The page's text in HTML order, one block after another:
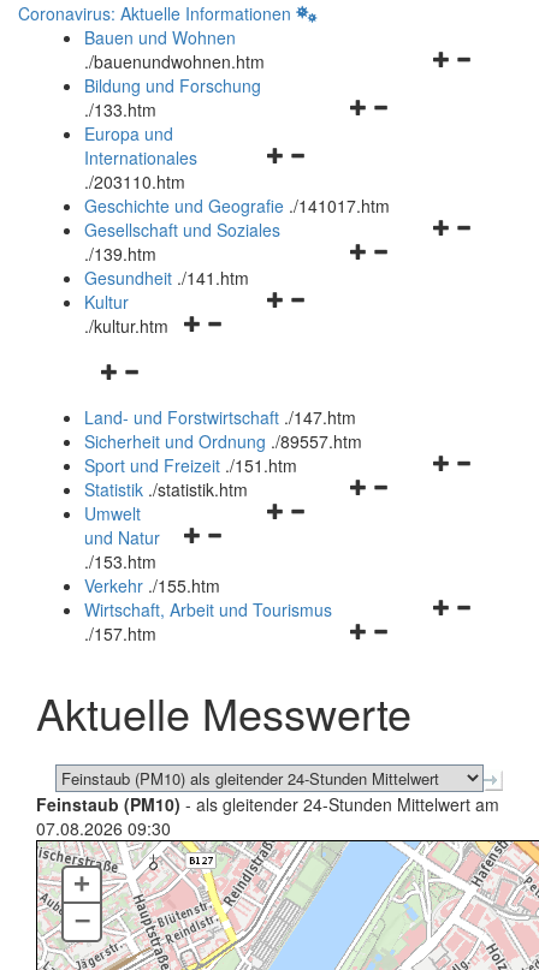
Coronavirus: Aktuelle Informationen
Bauen und Wohnen
./bauenundwohnen.htm
Navigationsmenü
Bildung und Forschung
./133.htm
Navigationsmenü
und
schließen
Europa und
Internationales
./203110.htm
Geschichte und Geografie ./141017.htm
Navigationsmenü
Gesellschaft und Soziales
./139.htm
Navigationsmenü
Gesundheit ./141.htm
Navigationsmenü
Kultur
./kultur.htm
Navigationsmenü
und
schließen
Land- und Forstwirtschaft ./147.htm
Sicherheit und Ordnung ./89557.htm
Navigationsmenü
Sport und Freizeit ./151.htm
Navigationsmenü
Statistik ./statistik.htm
Navigationsmenü
und
schließen
Umwelt
und Natur
./153.htm
Verkehr ./155.htm
Navigationsmenü
schließen
Wirtschaft, Arbeit und Tourismus
./157.htm
Aktuelle Messwerte
Feinstaub (PM10) - als gleitender 24-Stunden Mittelwert am
07.08.2026 09:30
+
–